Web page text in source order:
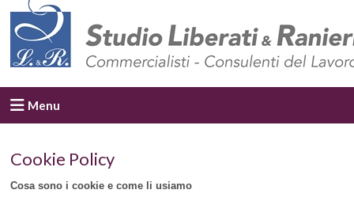
Menu
Cookie Policy
Cosa sono i cookie e come li usiamo